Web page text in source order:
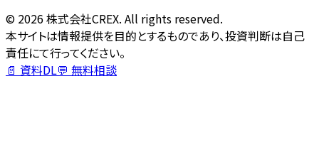
© 2026株式会社CREX. All rights reserved.
本サイトは情報提供を目的とするものであり、投資判断は自己
責任にて行ってください。
📄 資料DL💬 無料相談